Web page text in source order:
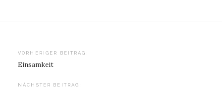
Beitragsnavigation
VORHERIGER BEITRAG:
Einsamkeit
NÄCHSTER BEITRAG: